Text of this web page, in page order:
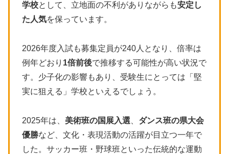
学校として、立地面の不利がありながらも安定し
た人気を保っています。
2026年度入試も募集定員が240人となり、倍率は
例年どおり 1倍前後で推移する可能性が高い状況で
す。少子化の影響もあり、受験生にとっては「堅
実に狙える」学校といえるでしょう。
2025年は、 美術班の国展入選
ダンス班の県大会
優勝など、文化・表現活動の活躍が目立つ一年で
した。サッカー班・野球班といった伝統的な運動